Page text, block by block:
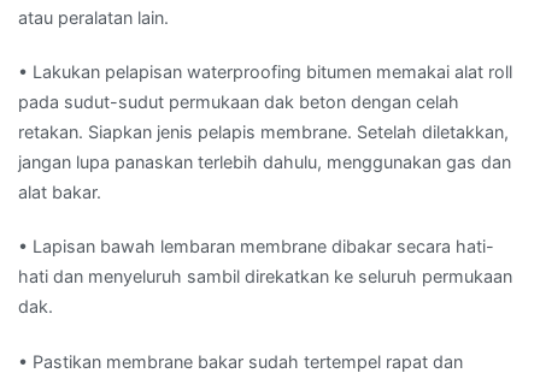
atau peralatan lain.
• Lakukan pelapisan waterproofing bitumen memakai alat roll
pada sudut-sudut permukaan dak beton dengan celah
retakan. Siapkan jenis pelapis membrane. Setelah diletakkan,
jangan lupa panaskan terlebih dahulu, menggunakan gas dan
alat bakar.
• Lapisan bawah lembaran membrane dibakar secara hati-
hati dan menyeluruh sambil direkatkan ke seluruh permukaan
dak.
• Pastikan membrane bakar sudah tertempel rapat dan